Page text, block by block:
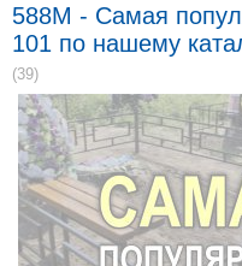
588M - Самая
101 по нашему
(39)